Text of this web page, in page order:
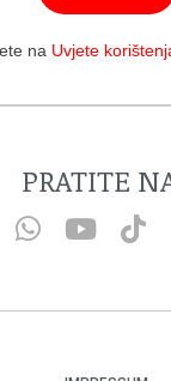
na Uvjete
PRATITE